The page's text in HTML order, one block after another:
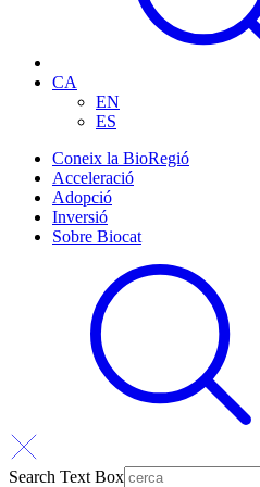
CA
EN
ES
Coneix la BioRegió
Acceleració
Adopció
Inversió
Sobre Biocat
Search Text Box